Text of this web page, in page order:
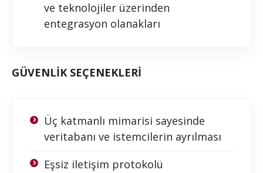
ve teknolojiler üzerinden
entegrasyon olanakları
GÜVENLİK SEÇENEKLERİ
Üç katmanlı mimarisi sayesinde
veritabanı ve istemcilerin ayrılması
Eşsiz iletişim protokolü